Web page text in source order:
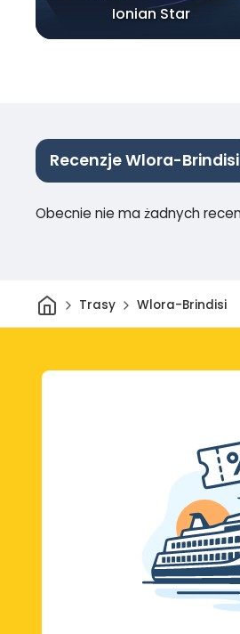
Ionian Star
Recenzje Wlora-Brindisi
Obecnie nie ma żadnych
DomTrasy Wlora-Brindisi